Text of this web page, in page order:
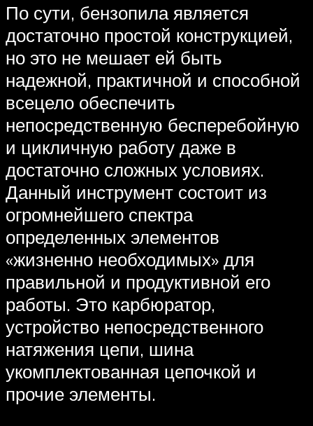
По сути, бензопила является
достаточно простой конструкцией,
но это не мешает ей быть
надежной, практичной и способной
всецело обеспечить
непосредственную бесперебойную
и цикличную работу даже в
достаточно сложных условиях.
Данный инструмент состоит из
огромнейшего спектра
определенных элементов
«жизненно необходимых» для
правильной и продуктивной его
работы. Это карбюратор,
устройство непосредственного
натяжения цепи, шина
укомплектованная цепочкой и
прочие элементы.